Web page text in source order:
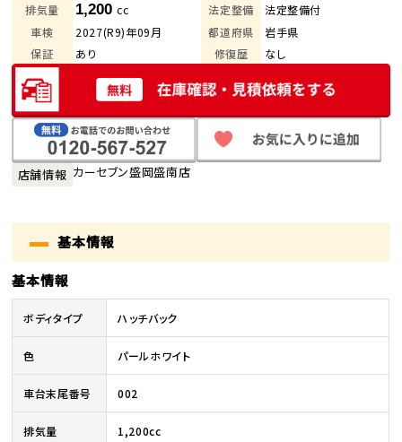
排気量
1,200cc 法定整備
法定整備付
車検
2027(R9)年09月 都道府県
岩手県
保証
あり 修復歴 なし
店舗情報 カーセブン盛岡盛南店
基本情報
基本情報
ボディタイプ ハッチバック
色 パールホワイト
車台末尾番号 002
排気量 1,200cc